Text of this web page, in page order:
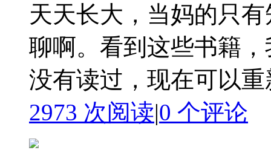
天天长大，当妈的只
聊啊。看到这些书籍
没有读过，现在可以
2973 次阅读|0 个评论